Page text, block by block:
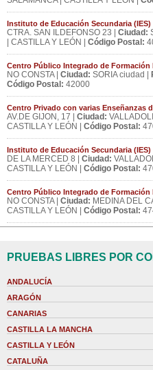
Instituto de Educación Secundaria (IES)
CTRA. SAN ILDEFONSO 23 | Ciudad:
| CASTILLA Y LEÓN | Código Postal:
Centro Público Integrado de Formación
NO CONSTA | Ciudad: SORIA ciudad |
Código Postal: 42000
Centro Privado con varias Enseñanzas
AV.DE GIJON, 17 | Ciudad:
CASTILLA Y LEÓN | Código Postal:
Instituto de Educación Secundaria (IES)
DE LA MERCED 8 | Ciudad:
CASTILLA Y LEÓN | Código Postal:
Centro Público Integrado de Formación
NO CONSTA | Ciudad: MEDINA DEL
CASTILLA Y LEÓN | Código Postal:
PRUEBAS LIBRES POR
ANDALUCÍA
ARAGÓN
CANARIAS
CASTILLA LA MANCHA
CASTILLA Y LEÓN
CATALUÑA